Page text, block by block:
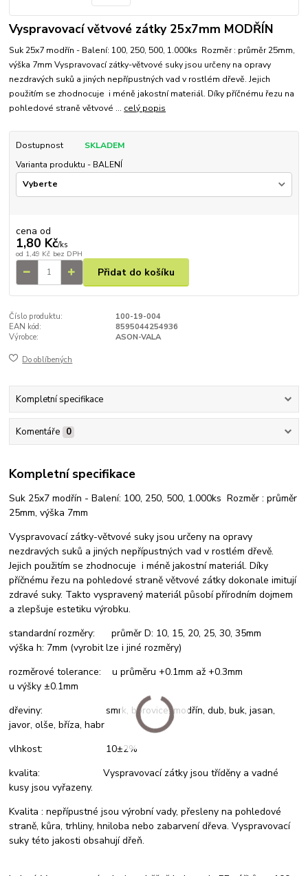
Vyspravovací větvové zátky 25x7mm MODŘÍN
Suk 25x7 modřín - Balení: 100, 250, 500, 1.000ks Rozměr : průměr 25mm,
výška 7mm Vyspravovací zátky-větvové suky jsou určeny na opravy
nezdravých suků a jiných nepřípustných vad v rostlém dřevě. Jejich
použitím se zhodnocuje i méně jakostní materiál. Díky příčnému řezu na
pohledové straně větvové ... celý popis
Dostupnost
SKLADEM
Varianta produktu - BALENÍ
cena od
1,80 Kč/ks
od 1,49 Kč bez DPH
Přidat do košíku
Číslo produktu:
100-19-004
EAN kód:
8595044254936
Výrobce:
ASON-VALA
Do oblíbených
Kompletní specifikace
Komentáře 0
Kompletní specifikace
Suk 25x7 modřín - Balení: 100, 250, 500, 1.000ks Rozměr : průměr
25mm, výška 7mm
Vyspravovací zátky-větvové suky jsou určeny na opravy
nezdravých suků a jiných nepřípustných vad v rostlém dřevě.
Jejich použitím se zhodnocuje i méně jakostní materiál. Díky
příčnému řezu na pohledové straně větvové zátky dokonale imitují
zdravé suky. Takto vyspravený materiál působí přírodním dojmem
a zlepšuje estetiku výrobku.
standardní rozměry: průměr D: 10, 15, 20, 25, 30, 35mm
výška h: 7mm (vyrobit lze i jiné rozměry)
rozměrové tolerance: u průměru +0.1mm až +0.3mm
u výšky ±0.1mm
dřeviny: smrk, borovice, modřín, dub, buk, jasan,
javor, olše, bříza, habr
vlhkost: 10±2%
kvalita: Vyspravovací zátky jsou tříděny a vadné
kusy jsou vyřazeny.
Kvalita : nepřípustné jsou výrobní vady, přesleny na pohledové
straně, kůra, trhliny, hniloba nebo zabarvení dřeva. Vyspravovací
suky této jakosti obsahují dřeň.